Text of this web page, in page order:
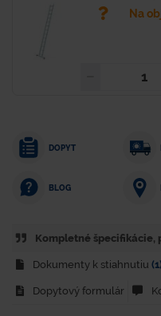
Na
DOPYT
BLOG
Kompletné špecifikácie,
Dokumenty k stiahnutiu
Dopytový formulár